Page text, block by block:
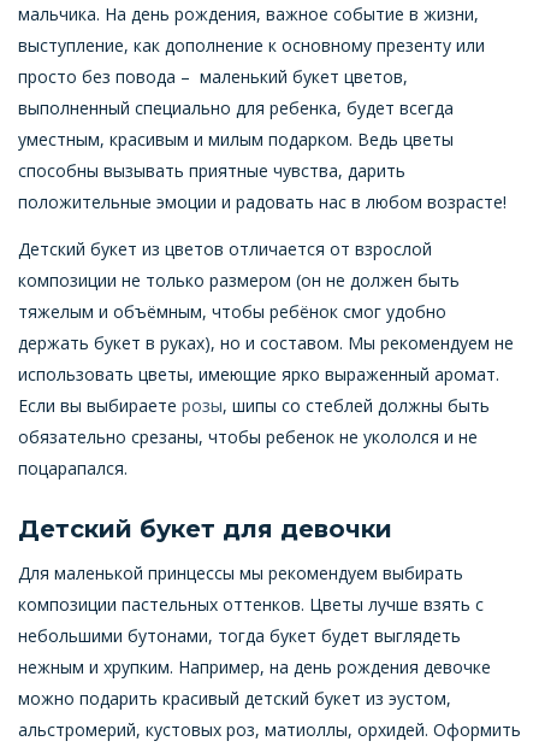
мальчика. На день рождения, важное событие в жизни,
выступление, как дополнение к основному презенту или
просто без повода – маленький букет цветов,
выполненный специально для ребенка, будет всегда
уместным, красивым и милым подарком. Ведь цветы
способны вызывать приятные чувства, дарить
положительные эмоции и радовать нас в любом возрасте!
Детский букет из цветов отличается от взрослой
композиции не только размером (он не должен быть
тяжелым и объёмным, чтобы ребёнок смог удобно
держать букет в руках), но и составом. Мы рекомендуем не
использовать цветы, имеющие ярко выраженный аромат.
Если вы выбираете розы, шипы со стеблей должны быть
обязательно срезаны, чтобы ребенок не укололся и не
поцарапался.
Детский букет для девочки
Для маленькой принцессы мы рекомендуем выбирать
композиции пастельных оттенков. Цветы лучше взять с
небольшими бутонами, тогда букет будет выглядеть
нежным и хрупким. Например, на день рождения девочке
можно подарить красивый детский букет из эустом,
альстромерий, кустовых роз, матиоллы, орхидей. Оформить